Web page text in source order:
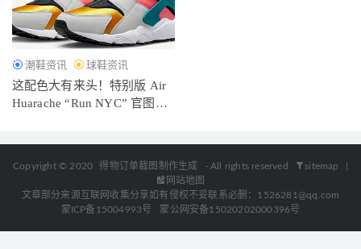
潮鞋资讯 球鞋资讯
这配色大有来头！特别版 Air
Huarache “Run NYC” 官图释
Copyright © 2020 得物订单截图制作生成 - All rights reserved sitemap
网站地图
文章部分来源互联网收集分享如有侵权不妥联系必删：1526281@qq.com
蒙ICP备15004993号
蒙公网安备15020202000396号
2021-08-02
淘宝优惠券APP 微信群赚钱就要这么干 (手把手实操)
dunk low熊猫腰果花 换个钩子就是新品